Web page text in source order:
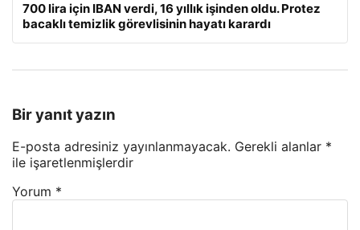
700 lira için IBAN verdi, 16 yıllık işinden oldu. Protez
bacaklı temizlik görevlisinin hayatı karardı
Bir yanıt yazın
E-posta adresiniz yayınlanmayacak. Gerekli alanlar *
ile işaretlenmişlerdir
Yorum *